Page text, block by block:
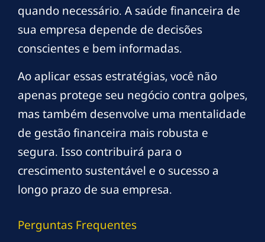
quando necessário. A saúde financeira de
sua empresa depende de decisões
conscientes e bem informadas.
Ao aplicar essas estratégias, você não
apenas protege seu negócio contra golpes,
mas também desenvolve uma mentalidade
de gestão financeira mais robusta e
segura. Isso contribuirá para o
crescimento sustentável e o sucesso a
longo prazo de sua empresa.
Perguntas Frequentes